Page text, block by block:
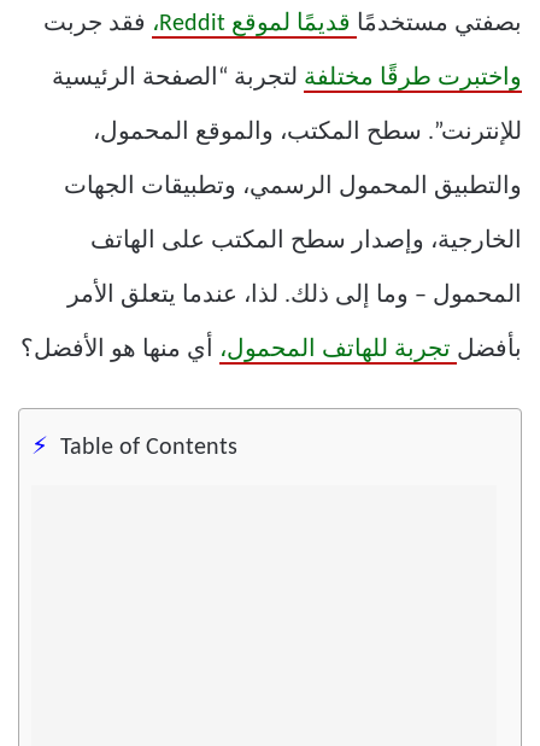
بصفتي مستخدمًا قديمًا لموقع Reddit، فقد جربت
واختبرت طرقًا مختلفة لتجربة “الصفحة الرئيسية
للإنترنت”. سطح المكتب، والموقع المحمول،
والتطبيق المحمول الرسمي، وتطبيقات الجهات
الخارجية، وإصدار سطح المكتب على الهاتف
المحمول – وما إلى ذلك. لذا، عندما يتعلق الأمر
بأفضل تجربة للهاتف المحمول، أي منها هو الأفضل؟
Table of Contents